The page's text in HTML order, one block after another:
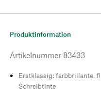
Produktinformation
Artikelnummer 83433
Erstklassig: farbbrillante,
Schreibtinte